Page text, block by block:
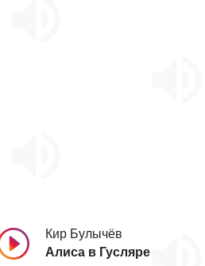
Кир Булычёв
Алиса в Гусляре